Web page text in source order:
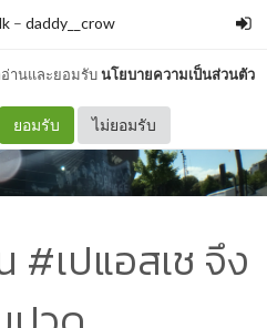
อ่านและยอมรับนโยบายความเป็นส่วนตัว
ยอมรับ ไม่ยอมรับ
– daddy__crow
#เปแอสเช จึง